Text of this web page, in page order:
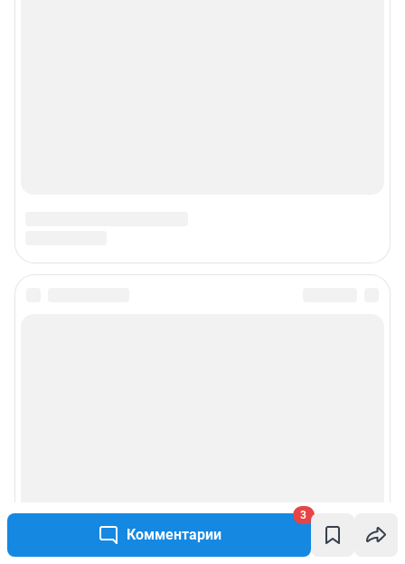
Комментарии
3